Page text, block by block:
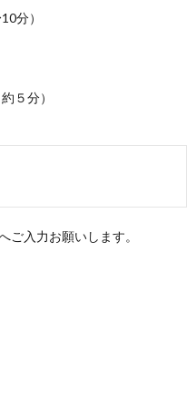
分）
５分）
ご入力お願いします。